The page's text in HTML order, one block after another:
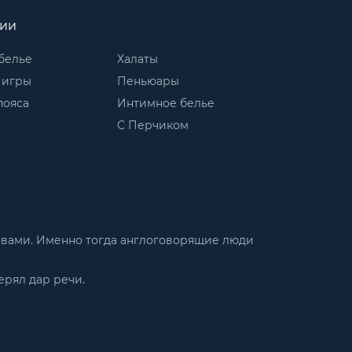
Халаты
Пеньюары
Интимное белье
С Перчиком
Именно тогда англоговорящие люди
дар речи.